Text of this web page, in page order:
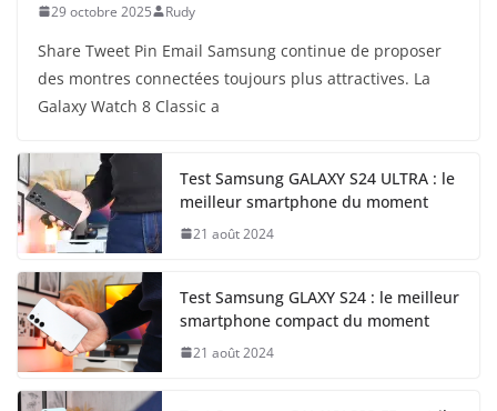
29 octobre 2025 Rudy
Share Tweet Pin Email Samsung continue de proposer
des montres connectées toujours plus attractives. La
Galaxy Watch 8 Classic a
Test Samsung GALAXY S24 ULTRA : le
meilleur smartphone du moment
21 août 2024
Test Samsung GLAXY S24 : le meilleur
smartphone compact du moment
21 août 2024